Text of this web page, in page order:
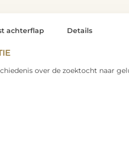
over de zoektocht naar
achterflap Details